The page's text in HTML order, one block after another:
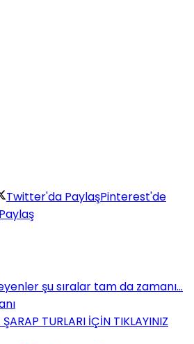
Twitter'da PaylaşPinterest'de
şu sıralar tam da zamanı…
TURLARI İÇİN TIKLAYINIZ